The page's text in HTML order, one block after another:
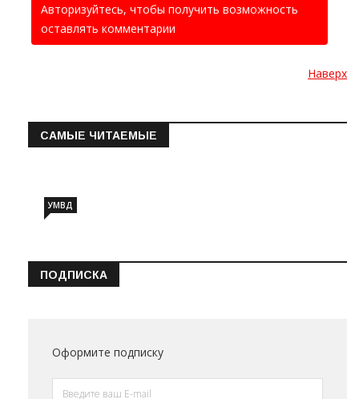
Авторизуйтесь, чтобы получить возможность
оставлять комментарии
Наверх
САМЫЕ ЧИТАЕМЫЕ
УМВД
ПОДПИСКА
Оформите подписку